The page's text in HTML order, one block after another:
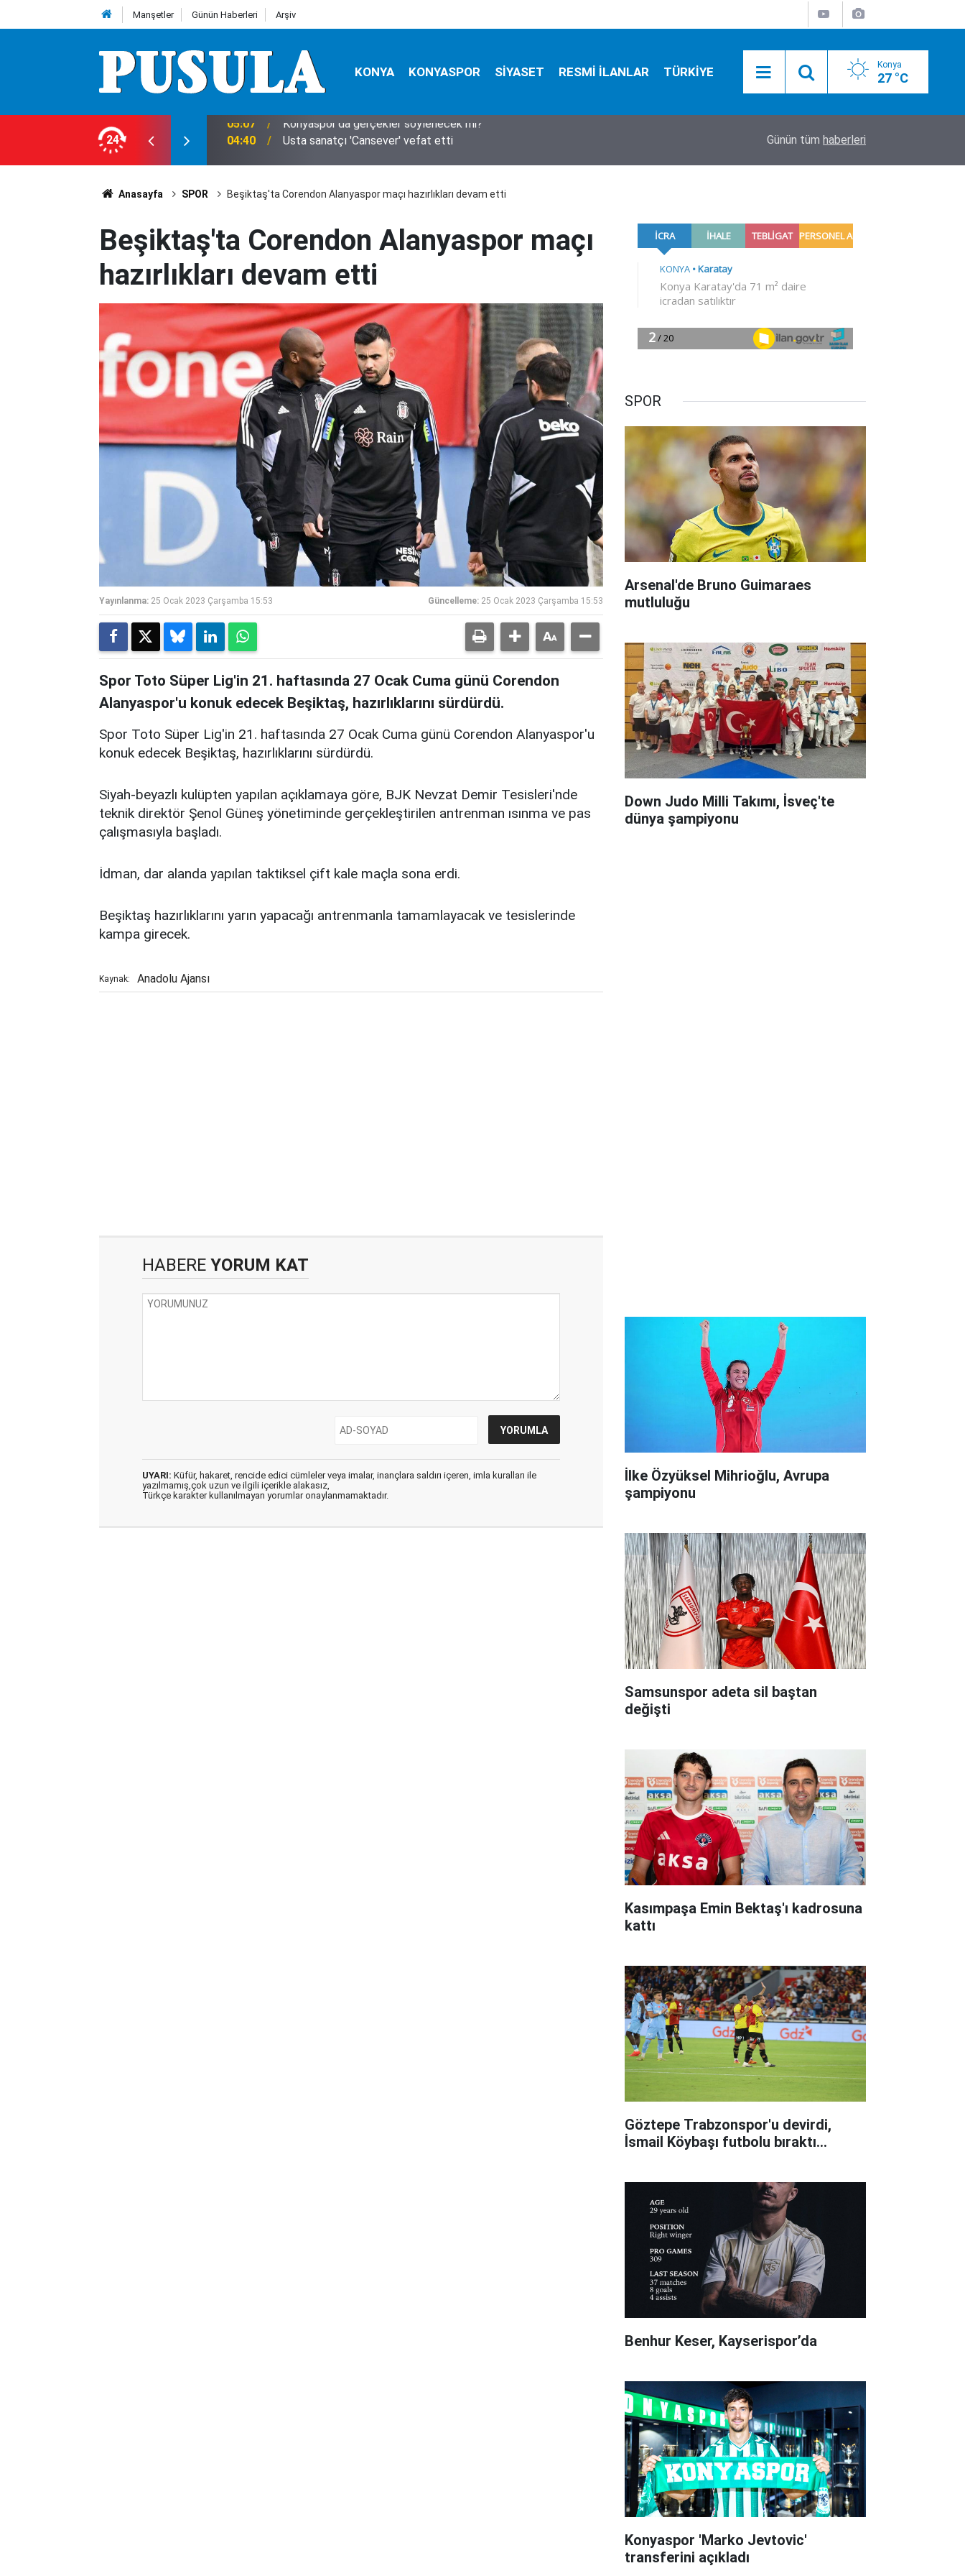
Manşetler Günün Haberleri Arşiv
KONYA KONYASPOR SİYASET RESMİ İLANLAR TÜRKİYE Konya
27 °C
24 04:40 Usta sanatçı 'Cansever' vefat etti Arsenal'de Bruno Guimaraes mutluluğu
Günün tüm haberleri
Anasayfa SPOR Beşiktaş'ta Corendon Alanyaspor maçı hazırlıkları devam etti
Beşiktaş'ta Corendon Alanyaspor maçı
hazırlıkları devam etti
Yayınlanma: 25 Ocak 2023 Çarşamba 15:53 Güncelleme: 25 Ocak 2023 Çarşamba 15:53
Spor Toto Süper Lig'in 21. haftasında 27 Ocak Cuma günü Corendon
Alanyaspor'u konuk edecek Beşiktaş, hazırlıklarını sürdürdü.
Spor Toto Süper Lig'in 21. haftasında 27 Ocak Cuma günü Corendon Alanyaspor'u
konuk edecek Beşiktaş, hazırlıklarını sürdürdü.
Siyah-beyazlı kulüpten yapılan açıklamaya göre, BJK Nevzat Demir Tesisleri'nde
teknik direktör Şenol Güneş yönetiminde gerçekleştirilen antrenman ısınma ve pas
çalışmasıyla başladı.
İdman, dar alanda yapılan taktiksel çift kale maçla sona erdi.
Beşiktaş hazırlıklarını yarın yapacağı antrenmanla tamamlayacak ve tesislerinde
kampa girecek.
Kaynak: Anadolu Ajansı
HABERE YORUM KAT
UYARI: Küfür, hakaret, rencide edici cümleler veya imalar, inançlara saldırı içeren, imla kuralları ile
yazılmamış,çok uzun ve ilgili içerikle alakasız,
Türkçe karakter kullanılmayan yorumlar onaylanmamaktadır.
SPOR
Arsenal'de Bruno Guimaraes
mutluluğu
Down Judo Milli Takımı, İsveç'te
dünya şampiyonu
İlke Özyüksel Mihrioğlu, Avrupa
şampiyonu
Samsunspor adeta sil baştan
değişti
Kasımpaşa Emin Bektaş'ı kadrosuna
kattı
Göztepe Trabzonspor'u devirdi,
İsmail Köybaşı futbolu bıraktı...
Benhur Keser, Kayserispor’da
Konyaspor 'Marko Jevtovic'
transferini açıkladı